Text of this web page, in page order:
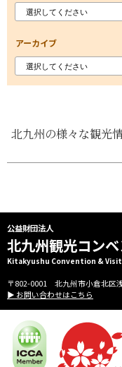
アーカイブ
北九州の様々な観光
公益財団法人
北九州観光コン
Kitakyushu Convention &
〒802-0001 北九州市小倉北区
▶ お問い合わせはこちら